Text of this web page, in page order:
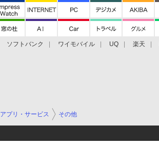
ソフトバンク ワイモバイル UQ 楽天
アプリ・サービス その他